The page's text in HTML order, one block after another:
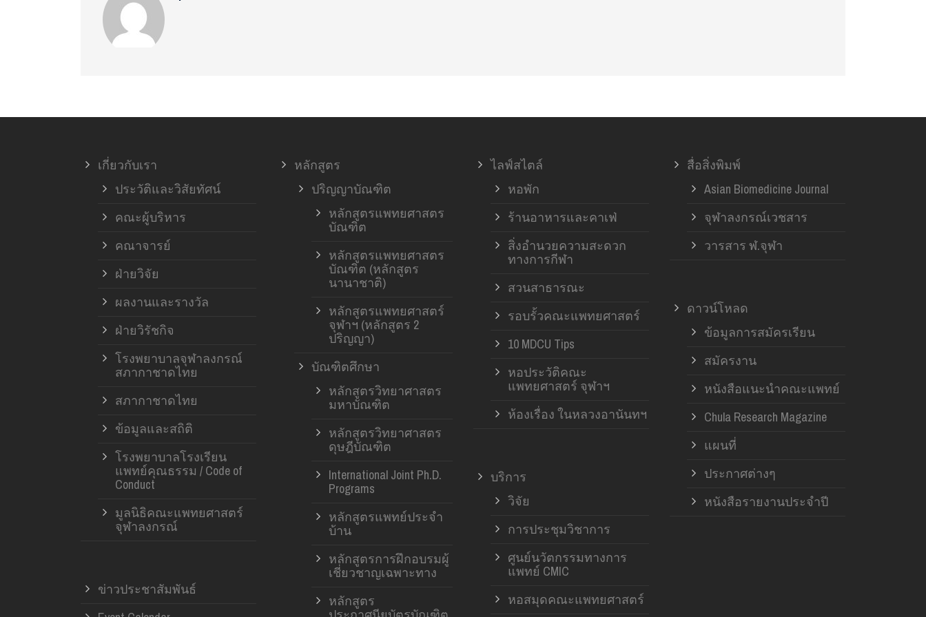
เกี่ยวกับเรา
ประวัติและวิสัยทัศน์
คณะผู้บริหาร
คณาจารย์
ฝ่ายวิจัย
ผลงานและรางวัล
ฝ่ายวิรัชกิจ
โรงพยาบาลจุฬาลงกรณ์
สภากาชาดไทย
สภากาชาดไทย
ข้อมูลและสถิติ
โรงพยาบาลโรงเรียน
แพทย์คุณธรรม / Code of
Conduct
มูลนิธิคณะแพทยศาสตร์
จุฬาลงกรณ์
ข่าวประชาสัมพันธ์
หลักสูตร
ปริญญาบัณฑิต
หลักสูตรแพทยศาสตร
บัณฑิต
หลักสูตรแพทยศาสตร
บัณฑิต (หลักสูตร
นานาชาติ)
หลักสูตรแพทยศาสตร์
จุฬาฯ (หลักสูตร 2
ปริญญา)
บัณฑิตศึกษา
หลักสูตรวิทยาศาสตร
มหาบัณฑิต
หลักสูตรวิทยาศาสตร
ดุษฎีบัณฑิต
International Joint Ph.D.
Programs
หลักสูตรแพทย์ประจำ
บ้าน
หลักสูตรการฝึกอบรมผู้
เชี่ยวชาญเฉพาะทาง
หลักสูตร
ไลฟ์สไตล์
หอพัก
ร้านอาหารและคาเฟ่
สิ่งอำนวยความสะดวก
ทางการกีฬา
สวนสาธารณะ
รอบรั้วคณะแพทยศาสตร์
10 MDCU Tips
หอประวัติคณะ
แพทยศาสตร์ จุฬาฯ
ห้องเรื่อง ในหลวงอานันทฯ
บริการ
วิจัย
การประชุมวิชาการ
ศูนย์นวัตกรรมทางการ
แพทย์ CMIC
หอสมุดคณะแพทยศาสตร์
สื่อสิ่งพิมพ์
Asian Biomedicine Journal
จุฬาลงกรณ์เวชสาร
วารสาร ฬ.จุฬา
ดาวน์โหลด
ข้อมูลการสมัครเรียน
สมัครงาน
หนังสือแนะนำคณะแพทย์
Chula Research Magazine
แผนที่
ประกาศต่างๆ
หนังสือรายงานประจำปี